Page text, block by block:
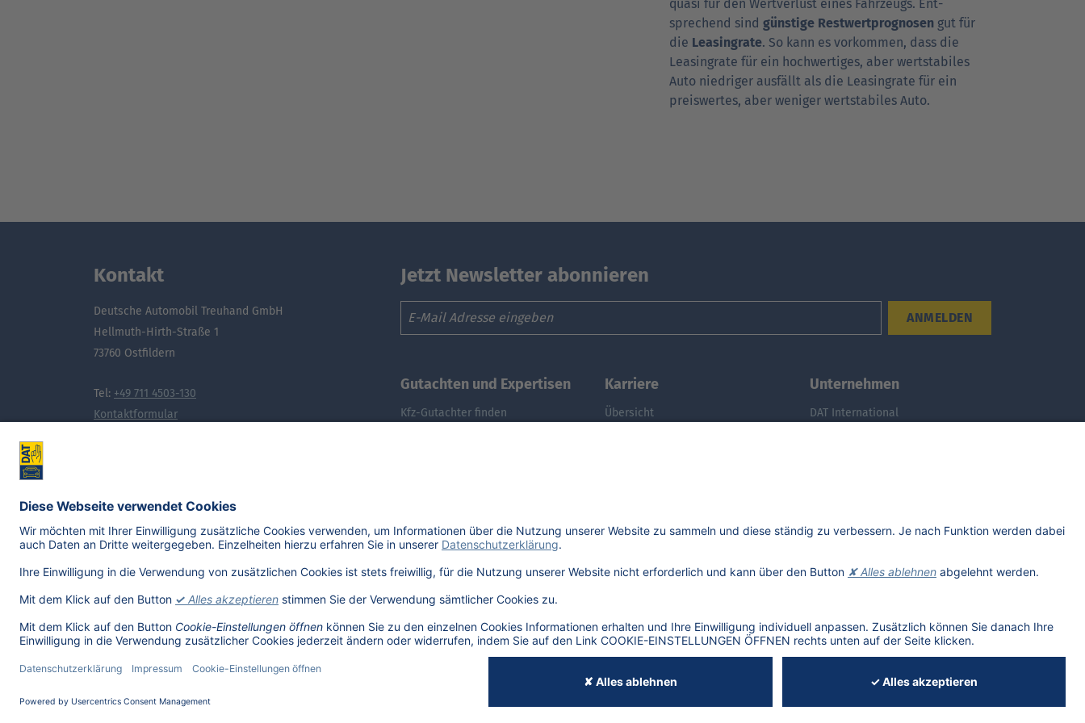
quasi für den Wert­verlust eines Fahrzeugs. Ent­
sprechend sind günstige Rest­wert­prog­nosen gut für
die Leasing­rate. So kann es vorkommen, dass die
Leasing­rate für ein hoch­wertiges, aber wert­stabiles
Auto niedriger ausfällt als die Leasing­rate für ein
preis­wertes, aber weniger wert­stabiles Auto.
Kontakt
Deutsche Automobil Treuhand GmbH
Hellmuth-Hirth-Straße 1
73760 Ostfildern
Tel: +49 711 4503-130
Kontaktformular
Jetzt Newsletter abonnieren
Email
ANMELDEN
Gutachten und Expertisen
Kfz-Gutachter finden
E-Autos: Restwert berechnen
Was ist der Audi A3 noch wert?
Was ist der Opel Corsa noch wert?
E-Mobilität in Deutschland
Karriere
Übersicht
#getDATjob
Unternehmen
DAT International
Lizenzhinweise Dritter
© 2026, Deutsche Automobil Treuhand GmbH - Version 5.11.09 IMPRESSUM DATENSCHUTZ COOKIE-EINSTELLUNGEN ÖFFNEN AGB